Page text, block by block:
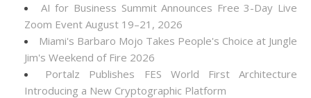
AI for Business Summit Announces Free 3-Day Live
Zoom Event August 19–21, 2026
Miami's Barbaro Mojo Takes People's Choice at Jungle
Jim's Weekend of Fire 2026
Portalz Publishes FES World First Architecture
Introducing a New Cryptographic Platform